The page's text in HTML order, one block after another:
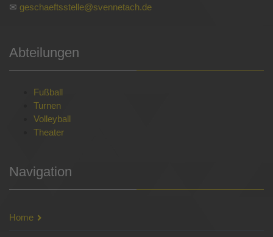
✉ geschaeftsstelle@svennetach.de
Abteilungen
Fußball
Turnen
Volleyball
Theater
Navigation
Home